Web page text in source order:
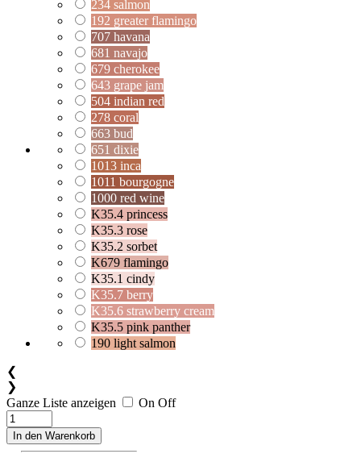
234 salmon
192 greater flamingo
707 havana
681 navajo
679 cherokee
643 grape jam
504 indian red
278 coral
663 bud
651 dixie
1013 inca
1011 bourgogne
1000 red wine
K35.4 princess
K35.3 rose
K35.2 sorbet
K679 flamingo
K35.1 cindy
K35.7 berry
K35.6 strawberry cream
K35.5 pink panther
190 light salmon
❮
❯
Ganze Liste anzeigen
On Off
In den Warenkorb